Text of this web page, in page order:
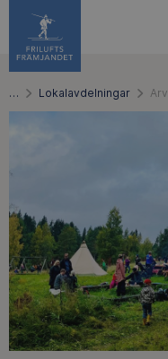
… Lokalavdelningar